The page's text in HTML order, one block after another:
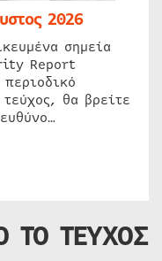
2026
σημεία
Report
θα βρείτε
ΤΟ ΤΕΥΧΟΣ